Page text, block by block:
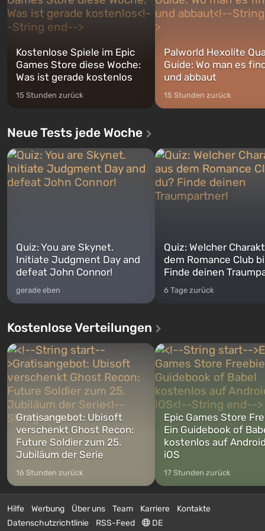
Kostenlose Spiele im Epic
Games Store diese Woche:
Was ist gerade kostenlos
15 Stunden zurück
Palworld Hexolite
Guide: Wo man es
und abbaut
15 Stunden zurück
Neue Tests jede Woche
Quiz: You are Skynet.
Initiate Judgment Day and
defeat John Connor!
gerade eben
Quiz: Welcher
dem Romance Club
Finde deinen
6 Tage zurück
Kostenlose Verteilungen
Gratisangebot: Ubisoft
verschenkt Ghost Recon:
Future Soldier zum 25.
Jubiläum der Serie
16 Stunden zurück
Epic Games Store
Ein Guidebook of
kostenlos auf
iOS
17 Stunden zurück
Hilfe Werbung Über uns Team Karriere
Kontakte
Datenschutzrichtlinie
RSS-Feed DE